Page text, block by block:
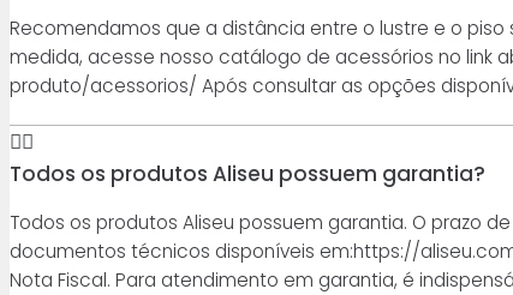
Recomendamos que a distância entre o lustre e o
medida, acesse nosso catálogo de acessórios no link
produto/acessorios/ Após consultar as opções
Todos os produtos Aliseu possuem garantia?
Todos os produtos Aliseu possuem garantia. O prazo
documentos técnicos disponíveis em:https://
Nota Fiscal. Para atendimento em garantia, é